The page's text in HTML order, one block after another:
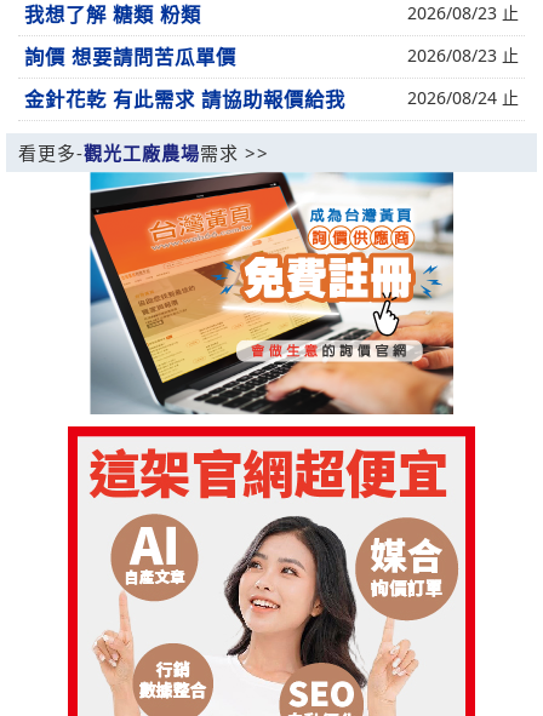
我想了解 糖類 粉類 2026/08/23 止
詢價 想要請問苦瓜單價 2026/08/23 止
金針花乾 有此需求 請協助報價給我 2026/08/24 止
看更多-觀光工廠農場需求 >>